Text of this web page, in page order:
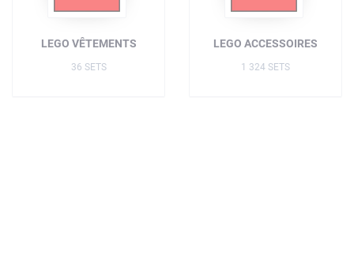
LEGO VÊTEMENTS
36 SETS
LEGO ACCESSOIRES
1 324 SETS